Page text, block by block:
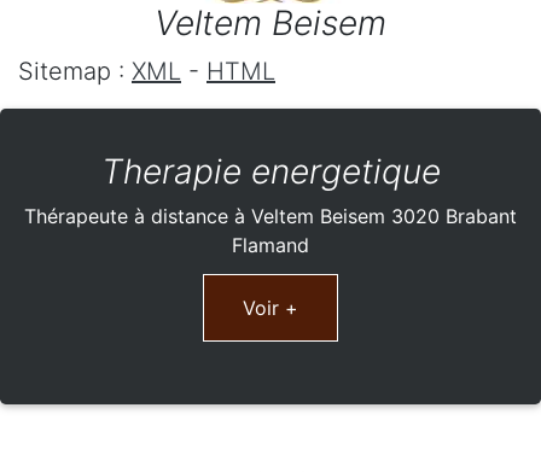
Veltem Beisem
Sitemap : XML - HTML
Therapie energetique
Thérapeute à distance à Veltem Beisem 3020 Brabant
Flamand
Voir +